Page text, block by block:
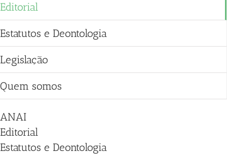
Editorial
Estatutos e Deontologia
Legislação
Quem somos
ANAI
Editorial
Estatutos e Deontologia